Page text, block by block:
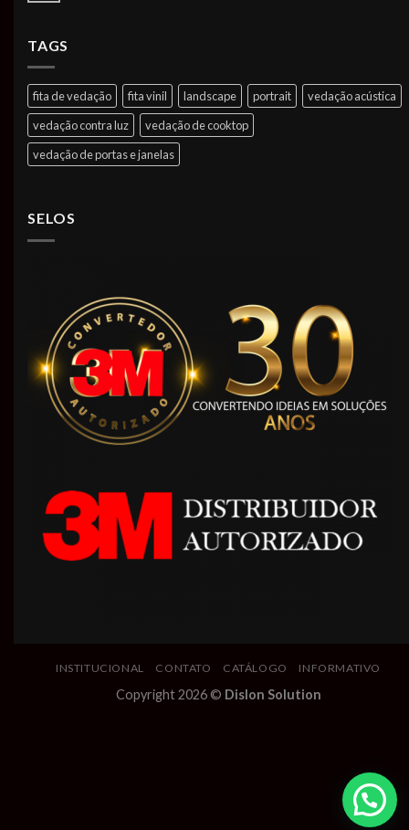
TAGS
fita de vedação fita vinil landscape portrait
vedação acústica
vedação contra luz
vedação de cooktop
vedação de portas e janelas
SELOS
INSTITUCIONAL CONTATO CATÁLOGO INFORMATIVO
Copyright 2026 © Dislon Solution